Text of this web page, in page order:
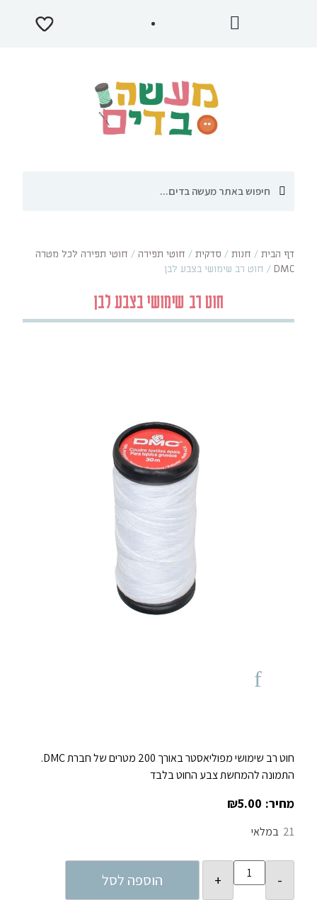
דף הבית / חנות / סדקית / חוטי תפירה / חוטי תפירה לכל מטרה
DMC
/ חוט רב שימושי בצבע לבן
חוט רב שימושי בצבע לבן
חוט רב שימושי מפוליאסטר באורך 200 מטרים של חברת DMC.
התמונה להמחשת צבע החוט בלבד
₪5.00
21 במלאי
הוספה לסל